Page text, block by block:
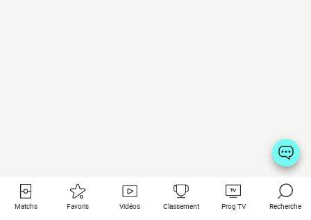
Matchs Favoris Vidéos Classement Prog TV Recherche